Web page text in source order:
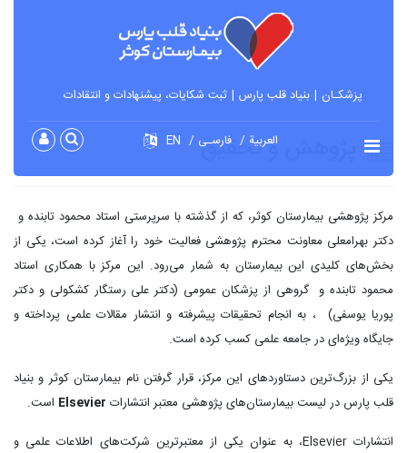
پزشکـان بنیاد قلب پارس ثبت شکایات، پیشنهادات و انتقادات
العربية فارسـی EN پژوهش و تحقیق
مرکز پژوهشی بیمارستان کوثر، که از گذشته با سرپرستی استاد محمود تابنده و
دکتر بهرامعلی معاونت محترم پژوهشی فعالیت خود را آغاز کرده است، یکی از
بخش‌های کلیدی این بیمارستان به شمار می‌رود. این مرکز با همکاری استاد
محمود تابنده و گروهی از پزشکان عمومی (دکتر علی رستگار کشکولی و دکتر
پوریا یوسفی) ، به انجام تحقیقات پیشرفته و انتشار مقالات علمی پرداخته و
جایگاه ویژه‌ای در جامعه علمی کسب کرده است.
یکی از بزرگ‌ترین دستاوردهای این مرکز، قرار گرفتن نام بیمارستان کوثر و بنیاد
قلب پارس در لیست بیمارستان‌های پژوهشی معتبر انتشارات Elsevier است.
انتشارات Elsevier، به عنوان یکی از معتبرترین شرکت‌های اطلاعات علمی و